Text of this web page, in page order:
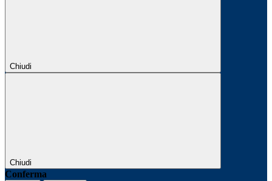
Chiudi
Chiudi
Conferma